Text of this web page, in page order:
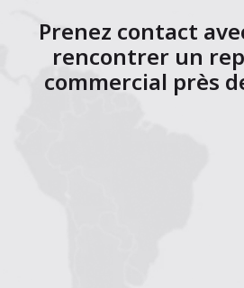
Prenez contact
rencontrer un
commercial près